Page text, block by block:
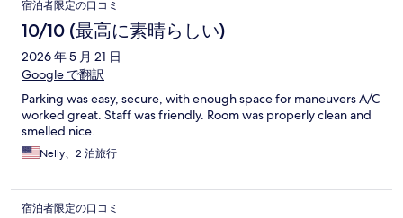
コ
ミ
宿泊者限定の口コミ
10/10 (最高に素晴らしい)
2026 年 5 月 21 日
Google で翻訳
Parking was easy, secure, with enough space for maneuvers A/C
worked great. Staff was friendly. Room was properly clean and
smelled nice.
Nelly、2 泊旅行
宿泊者限定の口コミ